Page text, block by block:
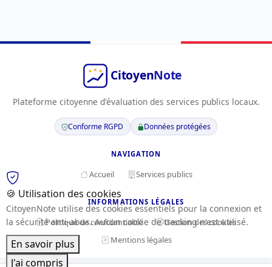
Plateforme citoyenne d'évaluation des services publics locaux.
Conforme RGPD Données protégées
NAVIGATION
Accueil Services publics
INFORMATIONS LÉGALES
Politique de confidentialité
Gestion des cookies
Mentions légales
🍪 Utilisation des cookies
CitoyenNote utilise des cookies essentiels pour la connexion et
la sécurité anti-abus. Aucun cookie de tracking n'est utilisé.
En savoir plus
J'ai compris